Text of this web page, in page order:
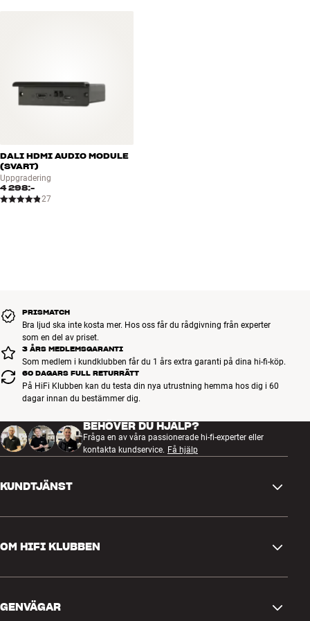
DALI HDMI AUDIO MODULE
(SVART)
Uppgradering
4 298:-
27
PRISMATCH
Bra ljud ska inte kosta mer. Hos oss får du rådgivning från experter
som en del av priset.
3 ÅRS MEDLEMSGARANTI
Som medlem i kundklubben får du 1 års extra garanti på dina hi-fi-köp.
60 DAGARS FULL RETURRÄTT
På HiFi Klubben kan du testa din nya utrustning hemma hos dig i 60
dagar innan du bestämmer dig.
BEHÖVER DU HJÄLP?
Fråga en av våra passionerade hi-fi-experter eller
kontakta kundservice. Få hjälp
KUNDTJÄNST
Retur och reklamation
Ångra beställning
OM HIFI KLUBBEN
GENVÄGAR